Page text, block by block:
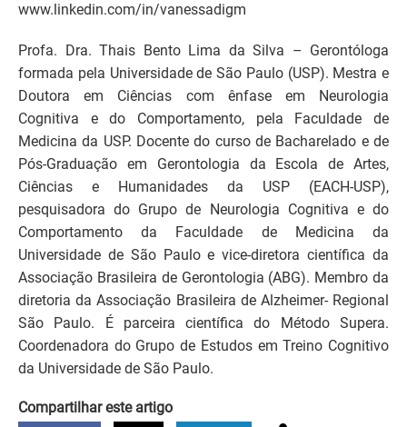
www.linkedin.com/in/vanessadigm
Profa. Dra. Thais Bento Lima da Silva – Gerontóloga
formada pela Universidade de São Paulo (USP). Mestra e
Doutora em Ciências com ênfase em Neurologia
Cognitiva e do Comportamento, pela Faculdade de
Medicina da USP. Docente do curso de Bacharelado e de
Pós-Graduação em Gerontologia da Escola de Artes,
Ciências e Humanidades da USP (EACH-USP),
pesquisadora do Grupo de Neurologia Cognitiva e do
Comportamento da Faculdade de Medicina da
Universidade de São Paulo e vice-diretora científica da
Associação Brasileira de Gerontologia (ABG). Membro da
diretoria da Associação Brasileira de Alzheimer- Regional
São Paulo. É parceira científica do Método Supera.
Coordenadora do Grupo de Estudos em Treino Cognitivo
da Universidade de São Paulo.
Compartilhar este artigo